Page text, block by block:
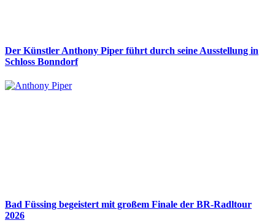
Der Künstler Anthony Piper führt durch seine Ausstellung in
Schloss Bonndorf
Bad Füssing begeistert mit großem Finale der BR-Radltour
2026